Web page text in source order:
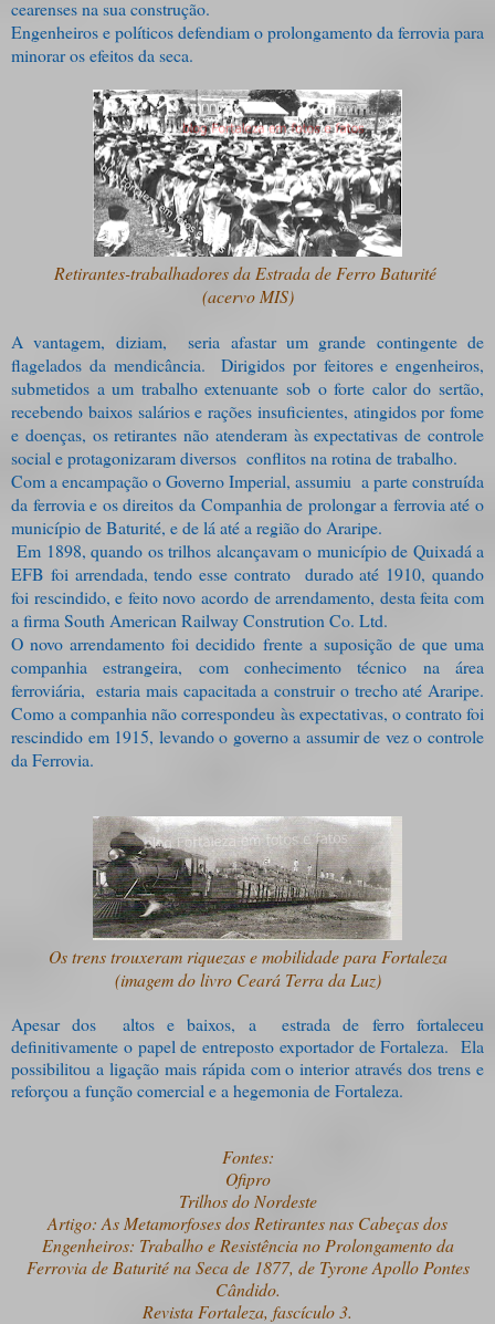
cearenses na sua construção.
Engenheiros e políticos defendiam o prolongamento da ferrovia para
minorar os efeitos da seca.
Retirantes-trabalhadores da Estrada de Ferro Baturité
(acervo MIS)
A vantagem, diziam, seria afastar um grande contingente de
flagelados da mendicância. Dirigidos por feitores e engenheiros,
submetidos a um trabalho extenuante sob o forte calor do sertão,
recebendo baixos salários e rações insuficientes, atingidos por fome
e doenças, os retirantes não atenderam às expectativas de controle
social e protagonizaram diversos conflitos na rotina de trabalho.
Com a encampação o Governo Imperial, assumiu a parte construída
da ferrovia e os direitos da Companhia de prolongar a ferrovia até o
município de Baturité, e de lá até a região do Araripe.
Em 1898, quando os trilhos alcançavam o município de Quixadá a
EFB foi arrendada, tendo esse contrato durado até 1910, quando
foi rescindido, e feito novo acordo de arrendamento, desta feita com
a firma South American Railway Constrution Co. Ltd.
O novo arrendamento foi decidido frente a suposição de que uma
companhia estrangeira, com conhecimento técnico na área
ferroviária, estaria mais capacitada a construir o trecho até Araripe.
Como a companhia não correspondeu às expectativas, o contrato foi
rescindido em 1915, levando o governo a assumir de vez o controle
da Ferrovia.
Os trens trouxeram riquezas e mobilidade para Fortaleza
(imagem do livro Ceará Terra da Luz)
Apesar dos altos e baixos, a estrada de ferro fortaleceu
definitivamente o papel de entreposto exportador de Fortaleza. Ela
possibilitou a ligação mais rápida com o interior através dos trens e
reforçou a função comercial e a hegemonia de Fortaleza.
Fontes:
Ofipro
Trilhos do Nordeste
Artigo: As Metamorfoses dos Retirantes nas Cabeças dos
Engenheiros: Trabalho e Resistência no Prolongamento da
Ferrovia de Baturité na Seca de 1877, de Tyrone Apollo Pontes
Cândido.
Revista Fortaleza, fascículo 3.